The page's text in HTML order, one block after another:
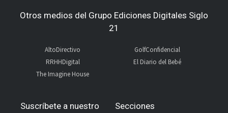
Otros medios del Grupo Ediciones Digitales Siglo
21
AltoDirectivo
RRHHDigital
The Imagine House
GolfConfidencial
El Diario del Bebé
Suscríbete a nuestro
Secciones